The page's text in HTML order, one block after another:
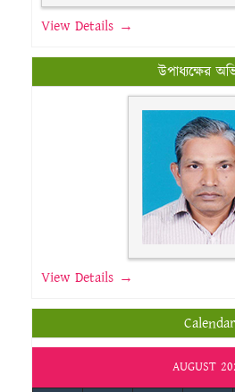
View Details →
উপাধ্যক্ষের
View Details →
Calendar
AUGUST